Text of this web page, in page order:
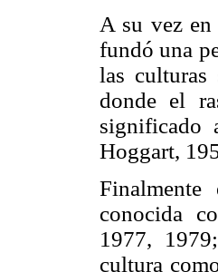
A su vez
fundó una
las culturas
donde el
significado
Hoggart,
conocida
1977,
cultura